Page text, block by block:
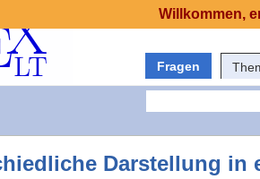
Fragen
Darstellung in
Willkommen,